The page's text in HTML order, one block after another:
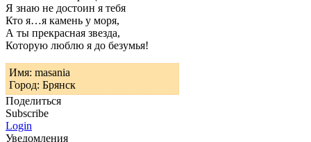
Я знаю не достоин я тебя
Кто я…я камень у моря,
А ты прекрасная звезда,
Которую люблю я до безумья!
Имя: masania
Город: Брянск
Поделиться
Subscribe
Login
Уведомления